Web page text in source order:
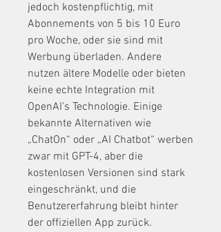
jedoch kostenpflichtig, mit
Abonnements von 5 bis 10 Euro
pro Woche, oder sie sind mit
Werbung überladen. Andere
nutzen ältere Modelle oder bieten
keine echte Integration mit
OpenAI’s Technologie. Einige
bekannte Alternativen wie
„ChatOn“ oder „AI Chatbot“ werben
zwar mit GPT-4, aber die
kostenlosen Versionen sind stark
eingeschränkt, und die
Benutzererfahrung bleibt hinter
der offiziellen App zurück.